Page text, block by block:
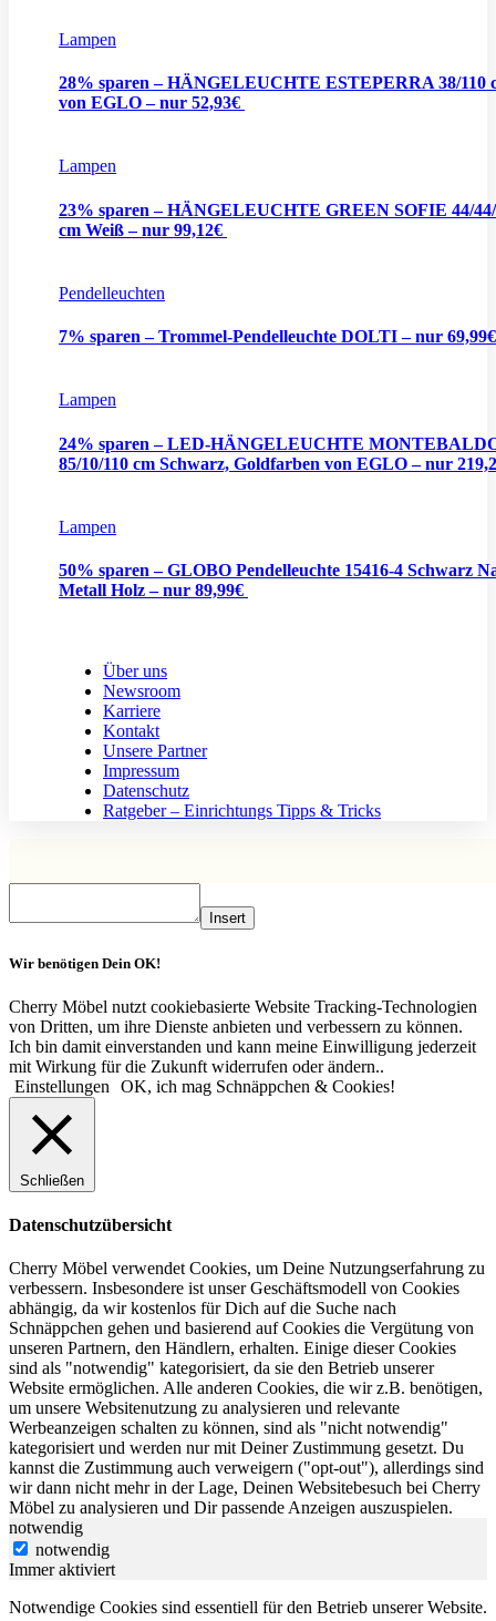
Lampen
28% sparen – HÄNGELEUCHTE ESTEPERRA 38/110
von EGLO – nur 52,93€
Lampen
23% sparen – HÄNGELEUCHTE GREEN SOFIE 44/
cm Weiß – nur 99,12€
Pendelleuchten
7% sparen – Trommel-Pendelleuchte DOLTI – nur
Lampen
24% sparen – LED-HÄNGELEUCHTE
85/10/110 cm Schwarz, Goldfarben von EGLO – nur
Lampen
50% sparen – GLOBO Pendelleuchte 15416-4 Schwarz
Metall Holz – nur 89,99€
Über uns
Newsroom
Karriere
Kontakt
Unsere Partner
Impressum
Datenschutz
Ratgeber – Einrichtungs Tipps & Tricks
Insert
Wir benötigen Dein OK!
Cherry Möbel nutzt cookiebasierte Website Tracking-Technologien
von Dritten, um ihre Dienste anbieten und verbessern zu können.
Ich bin damit einverstanden und kann meine Einwilligung jederzeit
mit Wirkung für die Zukunft widerrufen oder ändern..
Einstellungen
OK, ich mag Schnäppchen & Cookies!
Schließen
Datenschutzübersicht
Cherry Möbel verwendet Cookies, um Deine Nutzungserfahrung zu
verbessern. Insbesondere ist unser Geschäftsmodell von Cookies
abhängig, da wir kostenlos für Dich auf die Suche nach
Schnäppchen gehen und basierend auf Cookies die Vergütung von
unseren Partnern, den Händlern, erhalten. Einige dieser Cookies
sind als "notwendig" kategorisiert, da sie den Betrieb unserer
Website ermöglichen. Alle anderen Cookies, die wir z.B. benötigen,
um unsere Websitenutzung zu analysieren und relevante
Werbeanzeigen schalten zu können, sind als "nicht notwendig"
kategorisiert und werden nur mit Deiner Zustimmung gesetzt. Du
kannst die Zustimmung auch verweigern ("opt-out"), allerdings sind
wir dann nicht mehr in der Lage, Deinen Websitebesuch bei Cherry
Möbel zu analysieren und Dir passende Anzeigen auszuspielen.
notwendig
notwendig
Immer aktiviert
Notwendige Cookies sind essentiell für den Betrieb unserer Website.